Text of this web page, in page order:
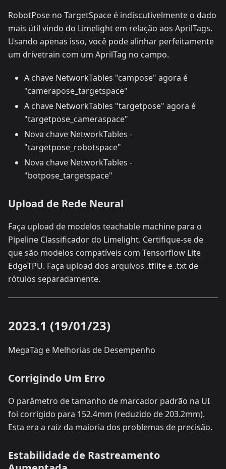
RobotPose no TargetSpace é indiscutivelmente o dado
mais útil vindo do Limelight em relação aos AprilTags.
Usando apenas isso, você pode alinhar perfeitamente
um drivetrain com um AprilTag no campo.
A chave NetworkTables "campose" agora é
"camerapose_targetspace"
A chave NetworkTables "targetpose" agora é
"targetpose_cameraspace"
Nova chave NetworkTables -
"targetpose_robotspace"
Nova chave NetworkTables -
"botpose_targetspace"
Upload de Rede Neural
Faça upload de modelos teachable machine para o
Pipeline Classificador do Limelight. Certifique-se de
que são modelos compatíveis com Tensorflow Lite
EdgeTPU. Faça upload dos arquivos .tflite e .txt de
rótulos separadamente.
2023.1 (19/01/23)
MegaTag e Melhorias de Desempenho
Corrigindo Um Erro
O parâmetro de tamanho de marcador padrão na UI
foi corrigido para 152.4mm (reduzido de 203.2mm).
Esta era a raiz da maioria dos problemas de precisão.
Estabilidade de Rastreamento